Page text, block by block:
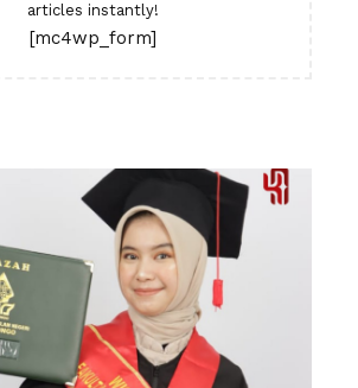
articles instantly!
[mc4wp_form]